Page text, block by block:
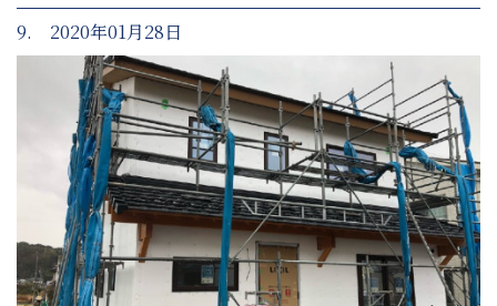
9. 2020年01月28日